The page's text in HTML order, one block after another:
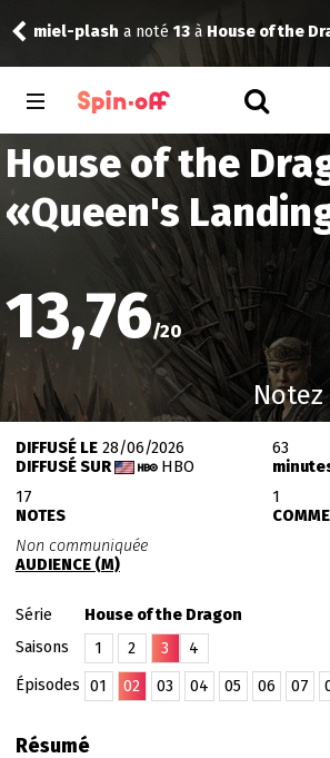
miel-plash a noté 13 à House of the
House of the
«Queen's
13,76/20
DIFFUSÉ LE28/06/2026
DIFFUSÉ SUR
HBO
63
17
NOTES
1
Non communiquée
AUDIENCE (M)
Série
House of the Dragon
Saisons
1 2 3
4
Épisodes
01 02 03 04 05 06 07
Résumé